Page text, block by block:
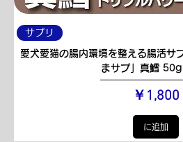
サプリ
愛犬愛猫の腸内環境を整える腸活
まサプ」真鱈
価格
￥1,800
に追加